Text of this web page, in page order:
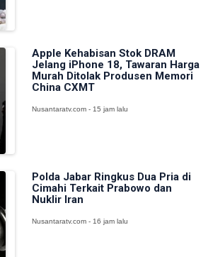
Apple Kehabisan Stok DRAM
Jelang iPhone 18, Tawaran Harga
Murah Ditolak Produsen Memori
China CXMT
Nusantaratv.com - 15 jam lalu
Polda Jabar Ringkus Dua Pria di
Cimahi Terkait Prabowo dan
Nuklir Iran
Nusantaratv.com - 16 jam lalu